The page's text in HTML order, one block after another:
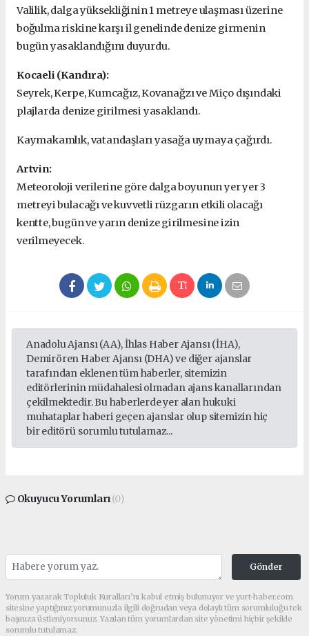
Valilik, dalga yüksekliğinin 1 metreye ulaşması üzerine
boğulma riskine karşı il genelinde denize girmenin
bugün yasaklandığını duyurdu.
Kocaeli (Kandıra):
Seyrek, Kerpe, Kumcağız, Kovanağzı ve Miço dışındaki
plajlarda denize girilmesi yasaklandı.
Kaymakamlık, vatandaşları yasağa uymaya çağırdı.
Artvin:
Meteoroloji verilerine göre dalga boyunun yer yer 3
metreyi bulacağı ve kuvvetli rüzgarın etkili olacağı
kentte, bugün ve yarın denize girilmesine izin
verilmeyecek.
Anadolu Ajansı (AA), İhlas Haber Ajansı (İHA),
Demirören Haber Ajansı (DHA) ve diğer ajanslar
tarafından eklenen tüm haberler, sitemizin
editörlerinin müdahalesi olmadan ajans kanallarından
çekilmektedir. Bu haberlerde yer alan hukuki
muhataplar haberi geçen ajanslar olup sitemizin hiç
bir editörü sorumlu tutulamaz...
Okuyucu Yorumları(0)
Gönder
Yorum yazarak Topluluk Kuralları’nı kabul etmiş bulunuyor ve yurt-haber.com
sitesine yaptığınız yorumunuzla ilgili doğrudan veya dolaylı tüm sorumluluğu tek
başınıza üstleniyorsunuz. Yazılan tüm yorumlardan site yönetimi hiçbir şekilde
sorumlu tutulamaz.